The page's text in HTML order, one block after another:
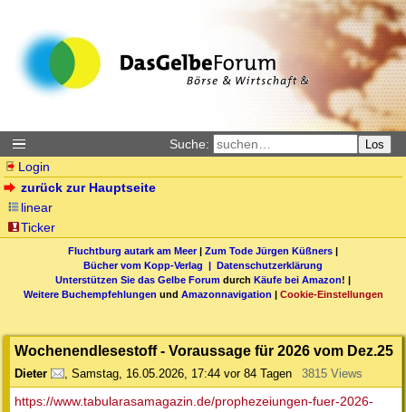
Suche: Los
Login
zurück zur Hauptseite
linear
Ticker
Fluchtburg autark am Meer| Zum Tode Jürgen Küßners |
Bücher vom Kopp-Verlag | Datenschutzerklärung
Unterstützen Sie das Gelbe Forum durch Käufe bei Amazon! |
Weitere Buchempfehlungen und Amazonnavigation | Cookie-Einstellungen
Wochenendlesestoff - Voraussage für 2026 vom Dez.25
Dieter , Samstag, 16.05.2026, 17:44 vor 84 Tagen 3815 Views
https://www.tabularasamagazin.de/prophezeiungen-fuer-2026-